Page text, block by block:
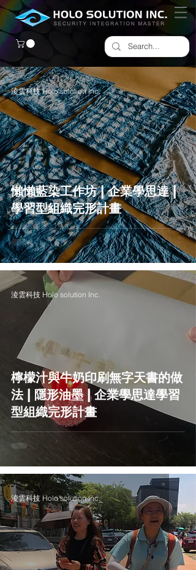
懶懶藍染工作坊 | 企業學思達 |
學習型組織完形計畫
淩雲科技 Holo solution Inc.
檸檬汁與牛奶印刷無字天書的做
法 | 隱形油墨 | 企業學思達學習
型組織完形計畫
淩雲科技 Holo solution Inc.
淩雲科技 Holo solution Inc.